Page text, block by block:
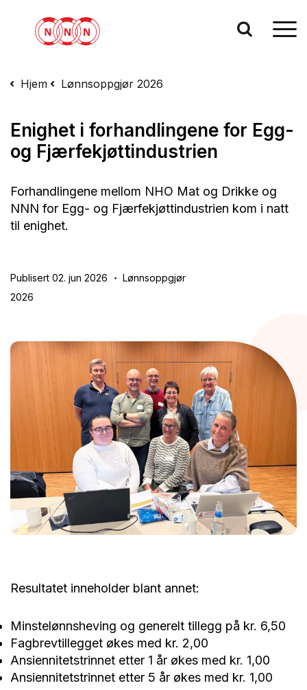
Hjem Lønnsoppgjør 2026
Enighet i forhandlingene for Egg-
og Fjærfekjøttindustrien
Forhandlingene mellom NHO Mat og Drikke og
NNN for Egg- og Fjærfekjøttindustrien kom i natt
til enighet.
Publisert 02. jun 2026
Lønnsoppgjør
2026
Resultatet inneholder blant annet:
Minstelønnsheving og generelt tillegg på kr. 6,50
Fagbrevtillegget økes med kr. 2,00
Ansiennitetstrinnet etter 1 år økes med kr. 1,00
Ansiennitetstrinnet etter 5 år økes med kr. 1,00